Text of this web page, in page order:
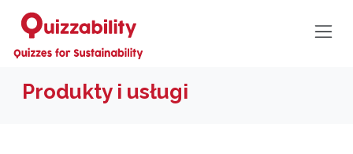
Produkty i usługi